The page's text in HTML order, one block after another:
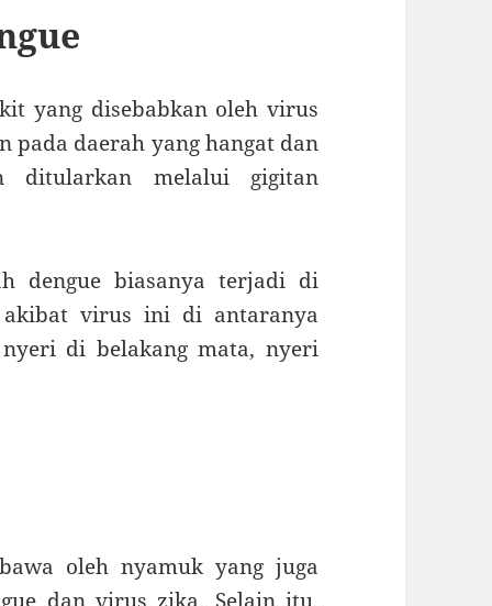
yang disebabkan oleh virus
pada daerah yang hangat dan
ditularkan melalui gigitan
dengue biasanya terjadi di
virus ini di antaranya
di belakang mata, nyeri
oleh nyamuk yang juga
dan virus zika. Selain itu,